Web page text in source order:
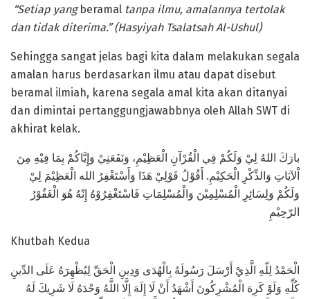
“Setiap yang beramal tanpa ilmu, amalannya tertolak
dan tidak diterima.” (Hasyiyah Tsalatsah Al-Ushul)
Sehingga sangat jelas bagi kita dalam melakukan segala
amalan harus berdasarkan ilmu atau dapat disebut
beramal ilmiah, karena segala amal kita akan ditanyai
dan dimintai pertanggungjawabbnya oleh Allah SWT di
akhirat kelak.
بارَكَ اللهُ لِيْ وَلَكُمْ فِي الْقُرْآنِ الْعَظِيْمِ، وَنَفَعَنِيْ وَإِيَّاكُمْ بِمَا فِيْهِ مِنَ
اْلآيَاتِ وَالذِّكْرِ الْحَكِيْمِ. أَقُوْلُ قَوْلِيْ هَذَا وَأَسْتَغْفِرُ الله الْعَظِيْمَ لِيْ
وَلَكُمْ وَلِسَائِرِ الْمُسْلِمِيْنَ وَالْمُسْلِمَاتِ فَاسْتَغْفِرُوْهُ إِنّهُ هُوَ الْغَفُوْرُ
الرّحِيْمِ
Khutbah Kedua
الْحَمْدُ لِلّهِ الَّذِيْ أَرْسَلَ رَسُولَهُ بِالْهُدَى وَدِينِ الْحَقِّ لِيُظْهِرَهُ عَلَى الدِّينِ
كُلِّهِ وَلَوْ كَرِهَ الْمُشْرِكُونَ أَشْهَدُ أَنْ لَا إِلَهَ إِلَّا اللَّهُ وَحْدَهُ لَا شَرِيكَ لَهُ